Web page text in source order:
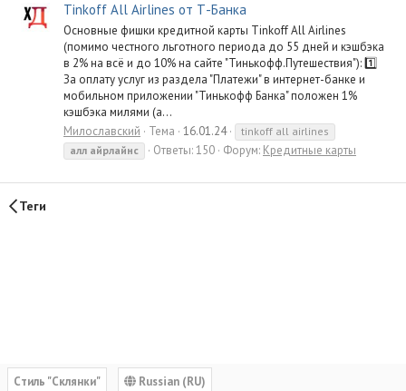
Tinkoff All Airlines от Т-Банка
Основные фишки кредитной карты Tinkoff All Airlines
(помимо честного льготного периода до 55 дней и кэшбэка
в 2% на всё и до 10% на сайте "Тинькофф.Путешествия"): 1️⃣
За оплату услуг из раздела "Платежи" в интернет-банке и
мобильном приложении "Тинькофф Банка" положен 1%
кэшбэка милями (а...
Милославский
Тема 16.01.24
tinkoff all airlines
алл айрлайнс Ответы: 150 Форум: Кредитные карты
Теги
Cтиль "Склянки" Russian (RU)